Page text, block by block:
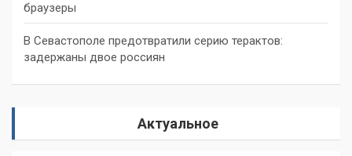
браузеры
В Севастополе предотвратили серию терактов:
задержаны двое россиян
Актуальное